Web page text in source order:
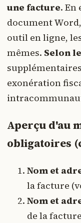
une facture. En
document
outil en ligne,
mêmes. Selon
exonération
Aperçu d'au
obligatoires
Nom et
la facture
Nom et
de la